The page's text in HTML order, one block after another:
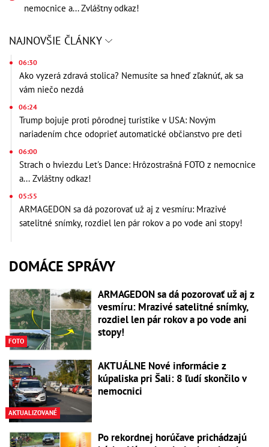
nemocnice a... Zvláštny odkaz!
NAJNOVŠIE ČLÁNKY
06:30
Ako vyzerá zdravá stolica? Nemusíte sa hneď zľaknúť, ak sa
vám niečo nezdá
06:24
Trump bojuje proti pôrodnej turistike v USA: Novým
nariadením chce odoprieť automatické občianstvo pre deti
06:00
Strach o hviezdu Let's Dance: Hrôzostrašná FOTO z nemocnice
a... Zvláštny odkaz!
05:55
ARMAGEDON sa dá pozorovať už aj z vesmíru: Mrazivé
satelitné snímky, rozdiel len pár rokov a po vode ani stopy!
DOMÁCE SPRÁVY
FOTO
ARMAGEDON sa dá pozorovať už aj z
vesmíru: Mrazivé satelitné snímky,
rozdiel len pár rokov a po vode ani
stopy!
AKTUALIZOVANÉ
AKTUÁLNE Nové informácie z
kúpaliska pri Šali: 8 ľudí skončilo v
nemocnici
Po rekordnej horúčave prichádzajú